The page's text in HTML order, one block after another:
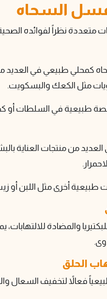
السحاه
نظراً لفوائده
كمحلي طبيعي في العديد
مثل الكعك والبسكويت.
طبيعية في السلطات أو
من منتجات العناية
طبيعية أخرى مثل اللبن أو
والمضادة
الحلق
فعالاً لتخفيف السعال